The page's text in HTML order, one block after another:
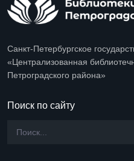
Санкт-Петербургское
«Централизованная
Петроградского района»
Поиск по сайту